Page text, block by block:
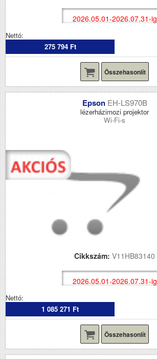
2026.05.01-2026.07.31-ig
Nettó:
275 794 Ft
Összehasonlít
Epson EH-LS970B
lézerházimozi projektor
Wi-Fi-s
Cikkszám: V11HB83140
2026.05.01-2026.07.31-ig
Nettó:
1 085 271 Ft
Összehasonlít